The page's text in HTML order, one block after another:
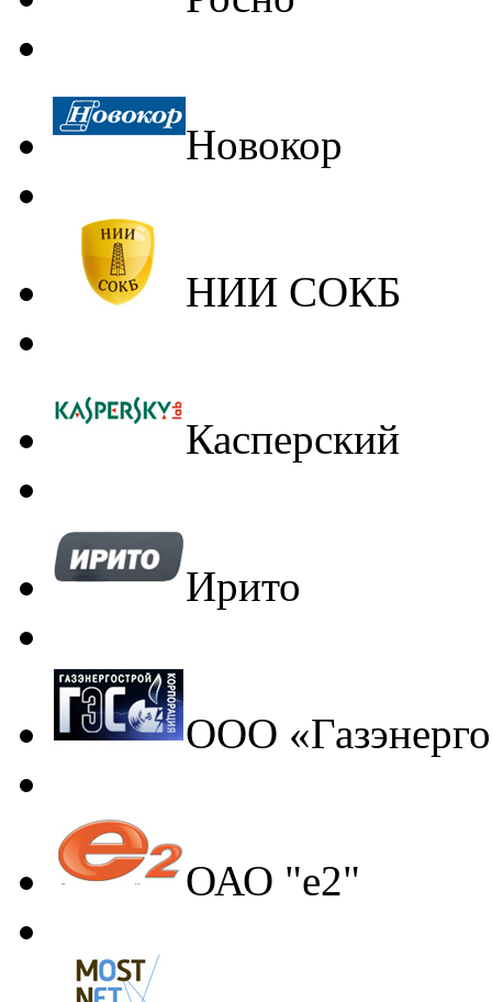
Новокор
НИИ СОКБ
Касперский
Ирито
ООО
ОАО "е2"